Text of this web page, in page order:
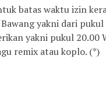
batas waktu izin
yakni dari pukul
yakni pukul 20.00
remix atau koplo. (*)